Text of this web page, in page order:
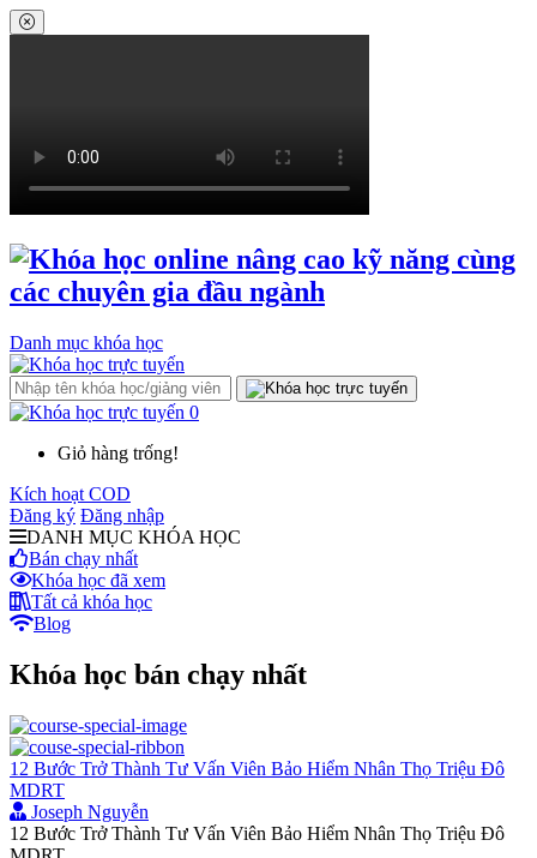
Danh mục khóa học
0
Giỏ hàng trống!
Kích hoạt COD
Đăng ký Đăng nhập
DANH MỤC KHÓA HỌC
Bán chạy nhất
Khóa học đã xem
Tất cả khóa học
Blog
Khóa học bán chạy nhất
12 Bước Trở Thành Tư Vấn Viên Bảo Hiểm Nhân Thọ Triệu Đô
MDRT
Joseph Nguyễn
12 Bước Trở Thành Tư Vấn Viên Bảo Hiểm Nhân Thọ Triệu Đô